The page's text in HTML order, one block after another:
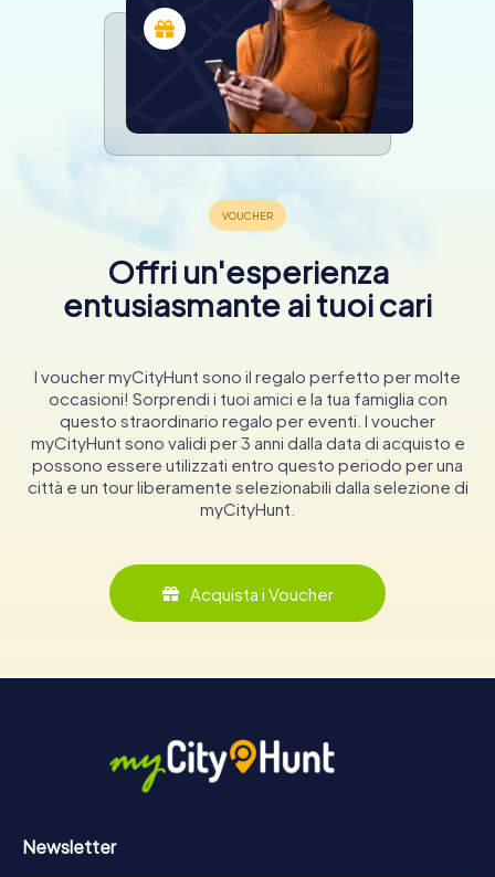
Offri un'esperienza
entusiasmante ai tuoi cari
I voucher myCityHunt sono il regalo perfetto per molte
occasioni! Sorprendi i tuoi amici e la tua famiglia con
questo straordinario regalo per eventi. I voucher
myCityHunt sono validi per 3 anni dalla data di acquisto e
possono essere utilizzati entro questo periodo per una
città e un tour liberamente selezionabili dalla selezione di
myCityHunt.
Acquista i Voucher
Newsletter